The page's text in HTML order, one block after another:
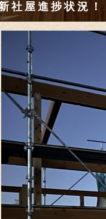
社屋進捗状況！